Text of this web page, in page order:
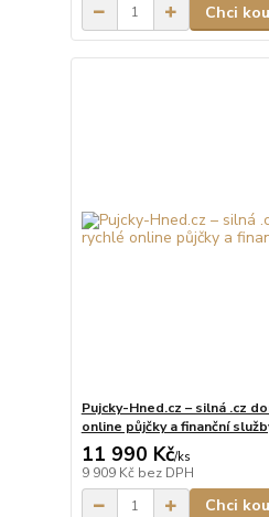
Chci
Pujcky-Hned.cz – silná .cz
online půjčky a finanční
11 990 Kč/ks
9 909 Kč bez DPH
Chci